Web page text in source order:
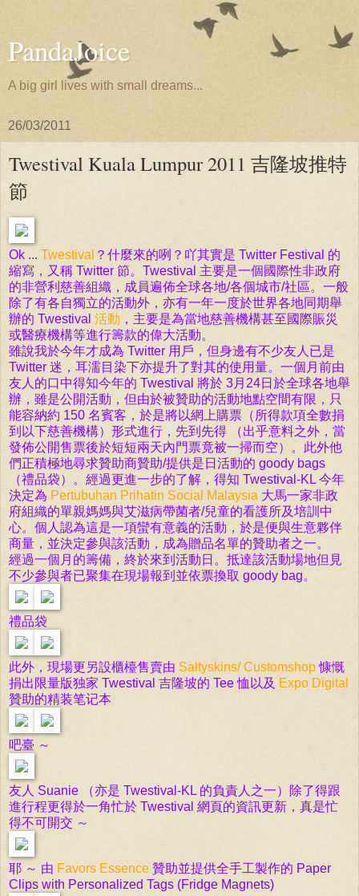
PandaJoice
A big girl lives with small dreams...
26/03/2011
Twestival Kuala Lumpur 2011 吉隆坡推特
節
Ok ... Twestival ？什麼來的咧？吖其實是 Twitter Festival 的
縮寫，又稱 Twitter 節。Twestival 主要是一個國際性非政府
的非營利慈善組織，成員遍佈全球各地/各個城市/社區。一般
除了有各自獨立的活動外，亦有一年一度於世界各地同期舉
辦的 Twestival 活動 ，主要是為當地慈善機構甚至國際賑災
或醫療機構等進行籌款的偉大活動。
雖說我於今年才成為 Twitter 用戶，但身邊有不少友人已是
Twitter 迷，耳濡目染下亦提升了對其的使用量。一個月前由
友人的口中得知今年的 Twestival 將於 3月24日於全球各地舉
辦，雖是公開活動，但由於被贊助的活動地點空間有限，只
能容納約 150 名賓客，於是將以網上購票（所得款項全數捐
到以下慈善機構）形式進行，先到先得 （出乎意料之外，當
發佈公開售票後於短短兩天內門票竟被一掃而空）。此外他
們正積極地尋求贊助商贊助/提供是日活動的 goody bags
（禮品袋）。經過更進一步的了解，得知 Twestival-KL 今年
決定為 Pertubuhan Prihatin Social Malaysia 大馬一家非政
府組織的單親媽媽與艾滋病帶菌者/兒童的看護所及培訓中
心。個人認為這是一項蠻有意義的活動，於是便與生意夥伴
商量，並決定參與該活動，成為贈品名單的贊助者之一。
經過一個月的籌備，終於來到活動日。抵達該活動場地但見
不少參與者已聚集在現場報到並依票換取 goody bag。
禮品袋
此外，現場更另設櫃檯售賣由 Saltyskins/ Customshop慷慨
捐出限量版独家 Twestival 吉隆坡的 Tee 恤以及 Expo Digital
贊助的精装笔记本
吧臺 ～
友人 Suanie （亦是 Twestival-KL 的負責人之一）除了得跟
進行程更得於一角忙於 Twestival 網頁的資訊更新，真是忙
得不可開交 ～
耶 ～ 由 Favors Essence 贊助並提供全手工製作的 Paper
Clips with Personalized Tags (Fridge Magnets)